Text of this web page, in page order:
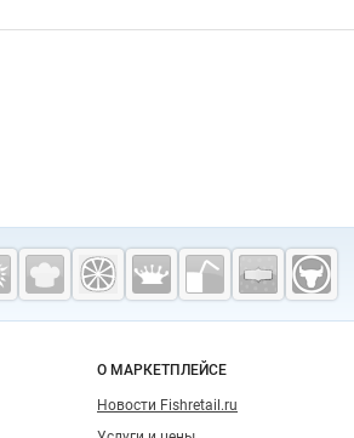
Навигация по сайту
О МАРКЕТПЛЕЙСЕ
Новости Fishretail.ru